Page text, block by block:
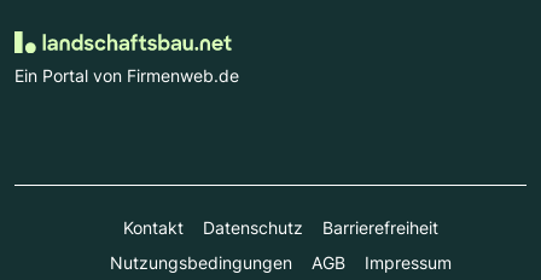
Ein Portal von Firmenweb.de
Kontakt Datenschutz
Barrierefreiheit
Nutzungsbedingungen
AGB Impressum